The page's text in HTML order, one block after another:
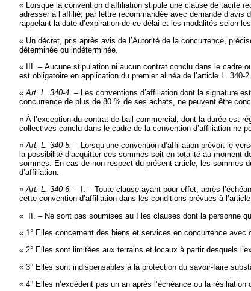
« Lorsque la convention d’affiliation stipule une clause de tacite
adresser à l’affilié, par lettre recommandée avec demande
rappelant la date d’expiration de ce délai et les modalités selon
« Un décret, pris après avis de l’Autorité de la concurrence,
déterminée ou indéterminée.
« III. – Aucune stipulation ni aucun contrat conclu dans le cadre
est obligatoire en application du premier alinéa de l’article L. 340-2.
«Art. L. 340-4. – Les conventions d’affiliation dont la signature
concurrence de plus de 80 % de ses achats, ne peuvent être
« À l’exception du contrat de bail commercial, dont la durée est
collectives conclu dans le cadre de la convention d’affiliation ne
« Art. L. 340-5. –
Lorsqu’une convention d’affiliation prévoit le
la possibilité d’acquitter ces sommes soit en totalité au moment
sommes. En cas de non-respect du présent article, les sommes
d’affiliation.
«Art. L. 340-6. – I. – Toute clause ayant pour effet, après
cette convention d’affiliation dans les conditions prévues à
« II. – Ne sont pas soumises au I les clauses dont la personne
« 1° Elles concernent des biens et services en concurrence avec
« 2° Elles sont limitées aux terrains et locaux à partir desquels
« 3° Elles sont indispensables à la protection du savoir-faire
« 4° Elles n’excèdent pas un an après l’échéance ou la résiliation